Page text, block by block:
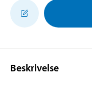
Beskrivelse